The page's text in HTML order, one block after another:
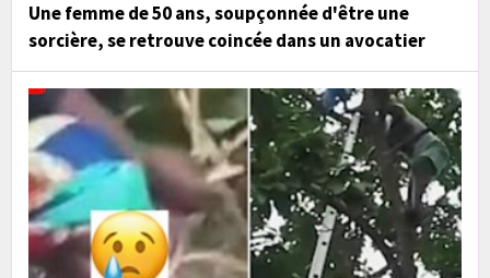
Une femme de 50 ans, soupçonnée d'être une
sorcière, se retrouve coincée dans un avocatier